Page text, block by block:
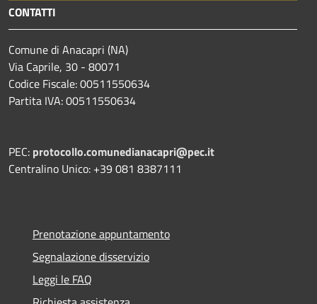
CONTATTI
Comune di Anacapri (NA)
Via Caprile, 30 - 80071
Codice Fiscale: 00511550634
Partita IVA: 00511550634
PEC: protocollo.comunedianacapri@pec.it
Centralino Unico: +39 081 8387111
Prenotazione appuntamento
Segnalazione disservizio
Leggi le FAQ